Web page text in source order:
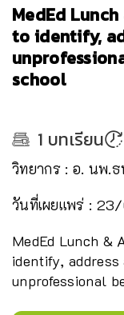
MedEd
to identify,
school
1 บทเรียน
วิทยากร : อ. นพ.
วันที่เผยแพร่ :
MedEd Lunch &
identify,
unprofessional